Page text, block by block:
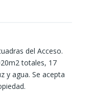
del Acceso.
totales, 17
y agua. Se acepta